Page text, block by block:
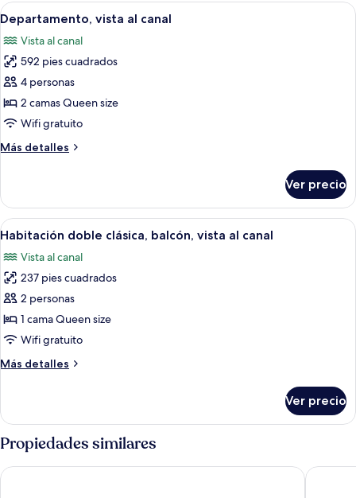
Abrir
todas
las
fotos
de
Departamento,
vista
canal
Una cocina con un lavamanos
4
Departamento, vista al canal
Vista al canal
592 pies cuadrados
4 personas
2 camas Queen size
Wifi gratuito
Más detalles
Más
vista
al
canal
Ver precio
Abrir
todas
las
fotos
de
Habitación
doble
balcón,
canal
Habitación de hotel con una cama
6
Habitación doble clásica, balcón, vista al canal
Vista al canal
237 pies cuadrados
2 personas
1 cama Queen size
Wifi gratuito
Más detalles
Más
doble
clásica,
balcón,
vista
al
Ver precio
Propiedades similares
Pensione Wildner